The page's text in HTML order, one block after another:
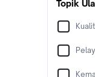
Topik